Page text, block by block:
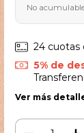
No
24 cuotas
5% de
Ver más